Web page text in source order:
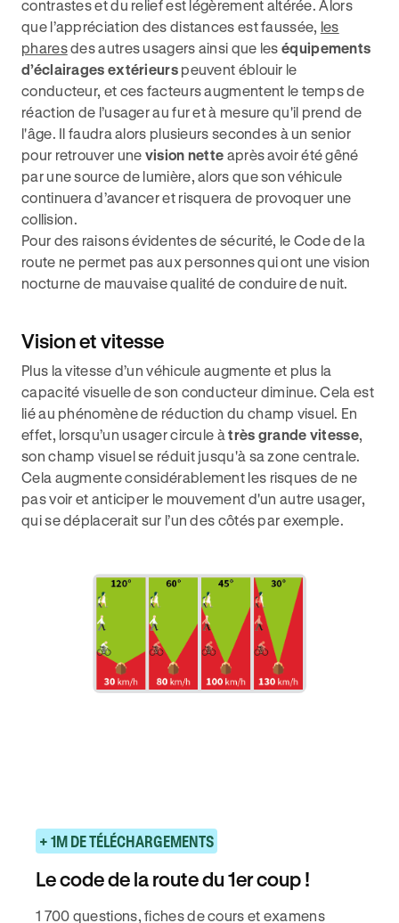
contrastes et du relief est légèrement altérée. Alors
que l’appréciation des distances est faussée, les
pharesdes autres usagers ainsi que leséquipements
d’éclairages extérieurspeuvent éblouir le
conducteur, et ces facteurs augmentent le temps de
réaction de l’usager au fur et à mesure qu'il prend de
l'âge. Il faudra alors plusieurs secondes à un senior
pour retrouver une vision nette après avoir été gêné
par une source de lumière, alors que son véhicule
continuera d’avancer et risquera de provoquer une
collision.
Pour des raisons évidentes de sécurité, le Code de la
route ne permet pas aux personnes qui ont une vision
nocturne de mauvaise qualité de conduire de nuit.
Vision et vitesse
Plus la vitesse d’un véhicule augmente et plus la
capacité visuelle de son conducteur diminue. Cela est
lié au phénomène de réduction du champ visuel. En
effet, lorsqu’un usager circule àtrès grande vitesse,
son champ visuel se réduit jusqu'à sa zone centrale.
Cela augmente considérablement les risques de ne
pas voir et anticiper le mouvement d'un autre usager,
qui se déplacerait sur l’un des côtés par exemple.
+ 1M DE TÉLÉCHARGEMENTS
Le code de la route du 1er coup !
1 700 questions, fiches de cours et examens